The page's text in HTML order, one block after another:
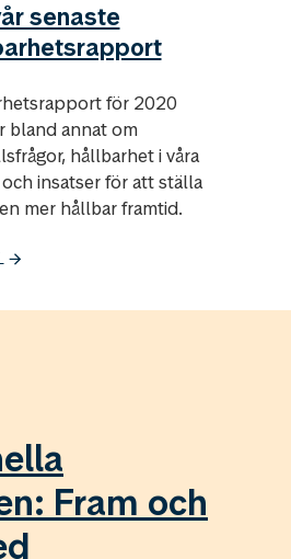
senaste
för 2020
bland annat om
hållbarhet i våra
insatser för att ställa
mer hållbar framtid.
Fram och